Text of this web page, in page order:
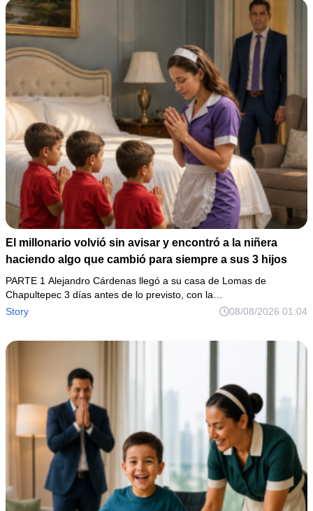
El millonario volvió sin avisar y encontró a la niñera
haciendo algo que cambió para siempre a sus 3 hijos
PARTE 1 Alejandro Cárdenas llegó a su casa de Lomas de
Chapultepec 3 días antes de lo previsto, con la…
Story
08/08/2026 01:04